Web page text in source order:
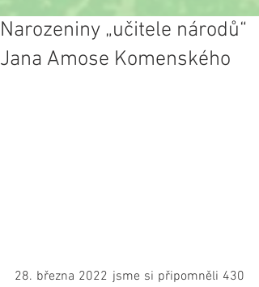
Narozeniny „učitele národů“
Jana Amose Komenského
28. března 2022 jsme si připomněli 430